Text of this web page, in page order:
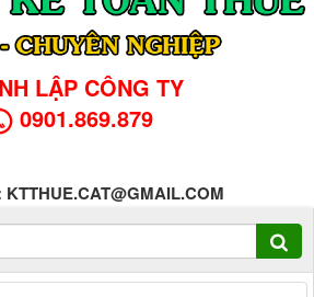
LẬP CÔNG TY
0901.869.879
KTTHUE.CAT@GMAIL.COM